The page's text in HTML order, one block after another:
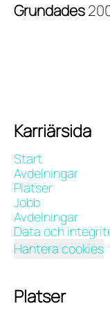
Grundades
Karriärsida
Start
Avdelningar
Platser
Jobb
Avdelningar
Data och
Hantera cookies
Platser